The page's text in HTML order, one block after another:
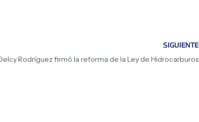
SIGUIENTE
Rodríguez firmó la reforma de la Ley de Hidrocarburos